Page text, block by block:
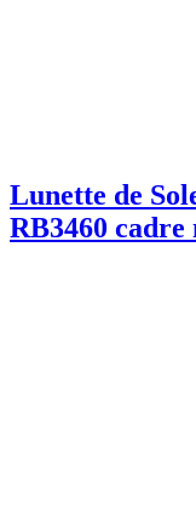
Lunette de
RB3460